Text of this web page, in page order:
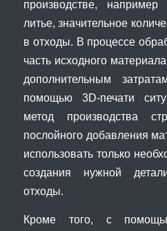
производстве,
литье, значительное
в отходы. В процессе
часть исходного
дополнительным
помощью 3D-печати
метод производства
послойного добавления
использовать только
создания нужной
отходы.
Кроме того, с